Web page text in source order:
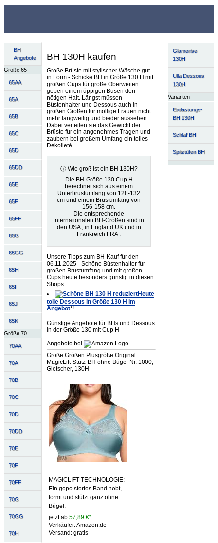
BH
Angebote
Größe 65
65AA
65A
65B
65C
65D
65DD
65E
65F
65FF
65G
65GG
65H
65I
65J
65K
Größe 70
70AA
70A
70B
70C
70D
70DD
70E
70F
70FF
70G
70GG
70H
Glamorise
130H
Ulla Dessous
130H
Varianten
Entlastungs-
BH 130H
Schlaf BH
Spitztüten BH
BH 130H kaufen
Große Brüste mit stylischer Wäsche gut
in Form - Schicke BH in Größe 130 H mit
großen Cups für große Oberweiten
geben einem üppigen Busen den
nötigen Halt. Längst müssen
Büstenhalter und Dessous auch in
großen Größen für mollige Frauen nicht
mehr langweilig und bieder aussehen.
Dabei verteilen sie das Gewicht der
Brüste für ein angenehmes Tragen und
zaubern bei großem Umfang ein tolles
Dekolleté.
ⓘ Wie groß ist ein BH 130H?
Die BH-Größe 130 Cup H
berechnet sich aus einem
Unterbrustumfang von 128-132
cm und einem Brustumfang von
156-158 cm.
Die entsprechende
internationalen BH-Größen sind in
den USA , in England UK und in
Frankreich FRA .
Unsere Tipps zum BH-Kauf für den
06.11.2025 - Schöne Büstenhalter für
großen Brustumfang und mit großen
Cups heute besonders günstig in diesen
Shops:
Heute
tolle Dessous in Größe 130 H im
Angebot*!
Günstige Angebote für BHs und Dessous
in der Größe 130 mit Cup H
Angebote bei
Große Größen Plusgröße Original
MagicLift-Stütz-BH ohne Bügel Nr. 1000,
Gletscher, 130H
MAGICLIFT-TECHNOLOGIE:
Ein gepolstertes Band hebt,
formt und stützt ganz ohne
Bügel.
jetzt ab 57,89 €*
Verkäufer: Amazon.de
Versand: gratis